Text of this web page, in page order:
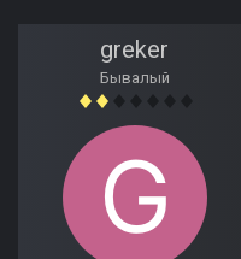
greker
Бывалый